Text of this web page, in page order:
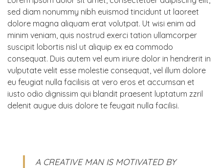
sed diam nonummy nibh euismod tincidunt ut laoreet
dolore magna aliquam erat volutpat. Ut wisi enim ad
minim veniam, quis nostrud exerci tation ullamcorper
suscipit lobortis nisl ut aliquip ex ea commodo
consequat. Duis autem vel eum iriure dolor in hendrerit in
vulputate velit esse molestie consequat, vel illum dolore
eu feugiat nulla facilisis at vero eros et accumsan et
iusto odio dignissim qui blandit praesent luptatum zzril
delenit augue duis dolore te feugait nulla facilisi.
A CREATIVE MAN IS MOTIVATED BY